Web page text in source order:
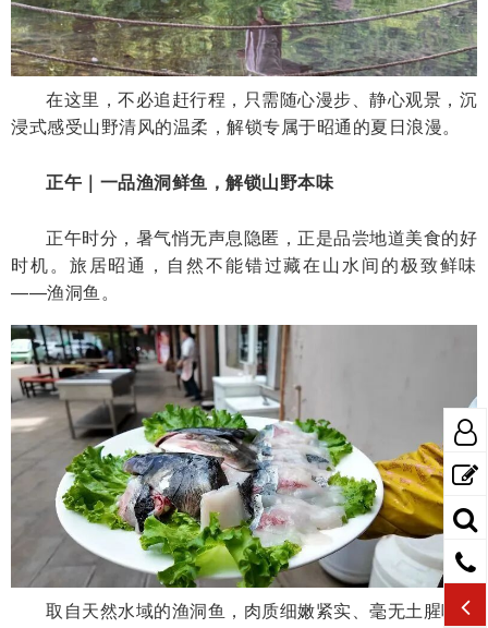
在这里，不必追赶行程，只需随心漫步、静心观景，沉
浸式感受山野清风的温柔，解锁专属于昭通的夏日浪漫。
正午｜一品渔洞鲜鱼，解锁山野本味
正午时分，暑气悄无声息隐匿，正是品尝地道美食的好
时机。旅居昭通，自然不能错过藏在山水间的极致鲜味
——渔洞鱼。
取自天然水域的渔洞鱼，肉质细嫩紧实、毫无土腥味，